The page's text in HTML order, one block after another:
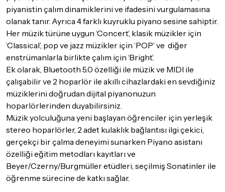
piyanistin çalım dinamiklerini ve ifadesini vurgulamasına
olanak tanır. Ayrıca 4 farklı kuyruklu piyano sesine sahiptir.
Her müzik türüne uygun ‘Concert’, klasik müzikler için
‘Classical’, pop ve jazz müzikler için ‘POP’ ve diğer
enstrümanlarla birlikte çalım için ‘Bright’.
Ek olarak, Bluetooth 5.0 özelliği ile müzik ve MIDI ile
çalışabilir ve 2 hoparlör ile akıllı cihazlardaki en sevdiğiniz
müziklerini doğrudan dijital piyanonuzun
hoparlörlerinden duyabilirsiniz.
Müzik yolculuğuna yeni başlayan öğrenciler için yerleşik
stereo hoparlörler, 2 adet kulaklık bağlantısı ilgi çekici,
gerçekçi bir çalma deneyimi sunarken Piyano asistanı
özelliği eğitim metodları kayıtları ve
Beyer/Czerny/Burgmüller etüdleri, seçilmiş Sonatinler ile
öğrenme sürecine de katkı sağlar.